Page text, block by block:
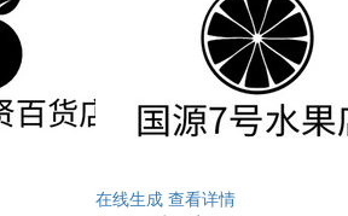
在线生成 查看详情